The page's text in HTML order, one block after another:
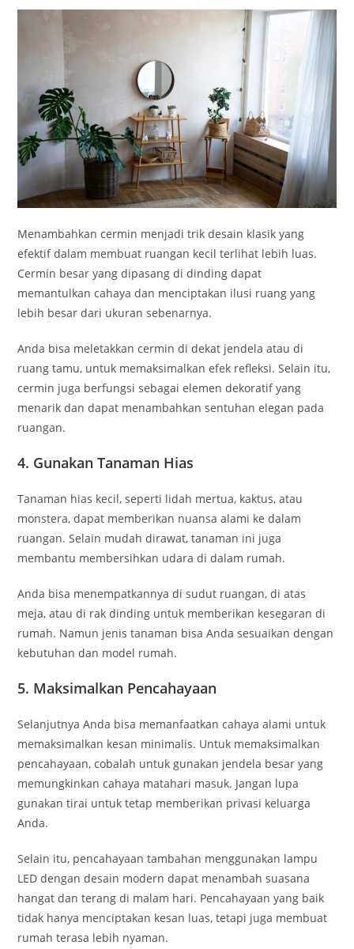
Menambahkan cermin menjadi trik desain klasik yang
efektif dalam membuat ruangan kecil terlihat lebih luas.
Cermin besar yang dipasang di dinding dapat
memantulkan cahaya dan menciptakan ilusi ruang yang
lebih besar dari ukuran sebenarnya.
Anda bisa meletakkan cermin di dekat jendela atau di
ruang tamu, untuk memaksimalkan efek refleksi. Selain itu,
cermin juga berfungsi sebagai elemen dekoratif yang
menarik dan dapat menambahkan sentuhan elegan pada
ruangan.
4. Gunakan Tanaman Hias
Tanaman hias kecil, seperti lidah mertua, kaktus, atau
monstera, dapat memberikan nuansa alami ke dalam
ruangan. Selain mudah dirawat, tanaman ini juga
membantu membersihkan udara di dalam rumah.
Anda bisa menempatkannya di sudut ruangan, di atas
meja, atau di rak dinding untuk memberikan kesegaran di
rumah. Namun jenis tanaman bisa Anda sesuaikan dengan
kebutuhan dan model rumah.
5. Maksimalkan Pencahayaan
Selanjutnya Anda bisa memanfaatkan cahaya alami untuk
memaksimalkan kesan minimalis. Untuk memaksimalkan
pencahayaan, cobalah untuk gunakan jendela besar yang
memungkinkan cahaya matahari masuk. Jangan lupa
gunakan tirai untuk tetap memberikan privasi keluarga
Anda.
Selain itu, pencahayaan tambahan menggunakan lampu
LED dengan desain modern dapat menambah suasana
hangat dan terang di malam hari. Pencahayaan yang baik
tidak hanya menciptakan kesan luas, tetapi juga membuat
rumah terasa lebih nyaman.